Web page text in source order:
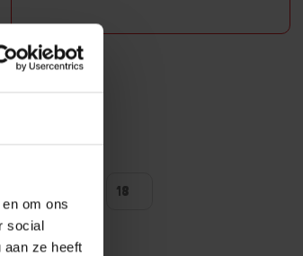
om ons
social
aan ze heeft
tonen